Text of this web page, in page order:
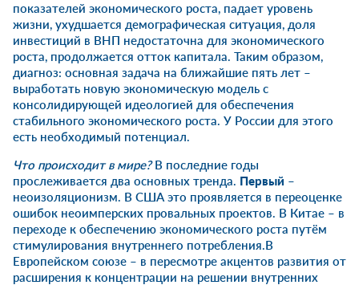
показателей экономического роста, падает уровень
жизни, ухудшается демографическая ситуация, доля
инвестиций в ВНП недостаточна для экономического
роста, продолжается отток капитала. Таким образом,
диагноз: основная задача на ближайшие пять лет –
выработать новую экономическую модель с
консолидирующей идеологией для обеспечения
стабильного экономического роста. У России для этого
есть необходимый потенциал.
Что происходит в мире?В последние годы
прослеживается два основных тренда. Первый –
неоизоляционизм. В США это проявляется в переоценке
ошибок неоимперских провальных проектов. В Китае – в
переходе к обеспечению экономического роста путём
стимулирования внутреннего потребления.В
Европейском союзе – в пересмотре акцентов развития от
расширения к концентрации на решении внутренних